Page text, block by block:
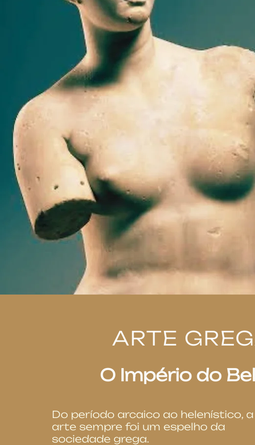
ARTE
O Império do
Do período arcaico ao helenístico, a
arte sempre foi um espelho da
sociedade grega.